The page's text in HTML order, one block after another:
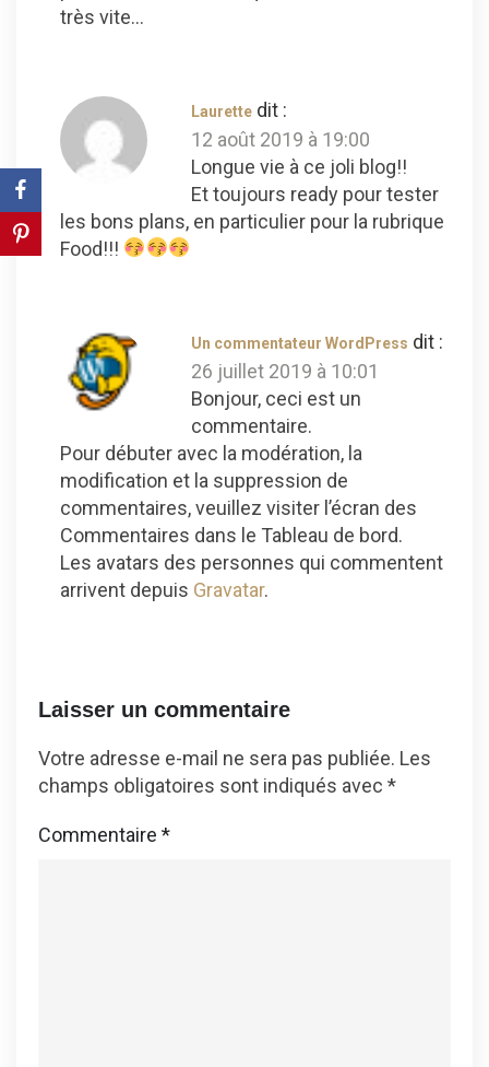
très vite…
Laurette dit :
12 août 2019 à 19:00
Longue vie à ce joli blog!!
Et toujours ready pour tester
les bons plans, en particulier pour la rubrique
Food!!!
Un commentateur WordPress dit :
26 juillet 2019 à 10:01
Bonjour, ceci est un
commentaire.
Pour débuter avec la modération, la
modification et la suppression de
commentaires, veuillez visiter l’écran des
Commentaires dans le Tableau de bord.
Les avatars des personnes qui commentent
arrivent depuis Gravatar.
Laisser un commentaire
Votre adresse e-mail ne sera pas publiée. Les
champs obligatoires sont indiqués avec *
Commentaire *